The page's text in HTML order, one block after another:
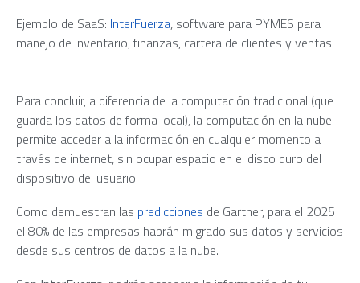
Ejemplo de SaaS: InterFuerza, software para PYMES para
manejo de inventario, finanzas, cartera de clientes y ventas.
Para concluir, a diferencia de la computación tradicional (que
guarda los datos de forma local), la computación en la nube
permite acceder a la información en cualquier momento a
través de internet, sin ocupar espacio en el disco duro del
dispositivo del usuario.
Como demuestran las predicciones de Gartner, para el 2025
el 80% de las empresas habrán migrado sus datos y servicios
desde sus centros de datos a la nube.